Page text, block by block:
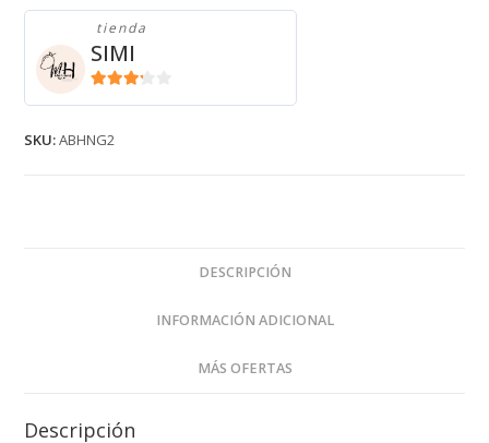
NEGRO
cantidad
tienda
SIMI
SKU:ABHNG2
DESCRIPCIÓN
INFORMACIÓN ADICIONAL
MÁS OFERTAS
Descripción